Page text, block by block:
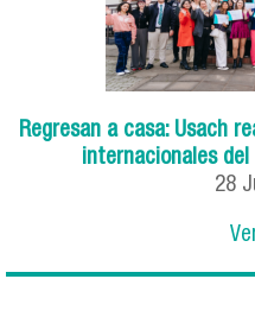
Regresan a casa: Usach
internacionales
28